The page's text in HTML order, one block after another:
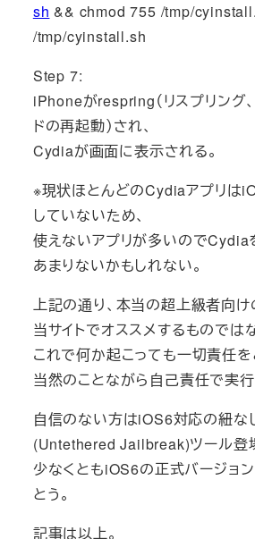
sh && chmod 755 /tmp/
/tmp/cyinstall.sh
Step 7:
iPhoneがrespring（リスプリング
ドの再起動）され、
Cydiaが画面に表示される。
※現状ほとんどのCydiaアプリは
していないため、
使えないアプリが多いのでCydia
あまりないかもしれない。
上記の通り、本当の超上級者向け
当サイトでオススメするものでは
これで何か起こっても一切責任を
当然のことながら自己責任で実行
自信のない方はiOS6対応の紐な
(Untethered Jailbreak)ツール登
少なくともiOS6の正式バージョ
とう。
記事は以上。